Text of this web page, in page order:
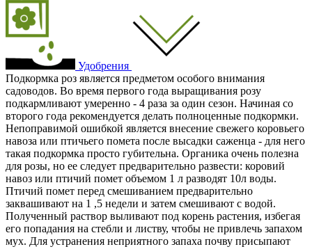
Удобрения
Подкормка роз является предметом особого внимания
садоводов. Во время первого года выращивания розу
подкармливают умеренно - 4 раза за один сезон. Начиная со
второго года рекомендуется делать полноценные подкормки.
Непоправимой ошибкой является внесение свежего коровьего
навоза или птичьего помета после высадки саженца - для него
такая подкормка просто губительна. Органика очень полезна
для розы, но ее следует предварительно развести: коровий
навоз или птичий помет объемом 1 л разводят 10л воды.
Птичий помет перед смешиванием предварительно
заквашивают на 1 ,5 недели и затем смешивают с водой.
Полученный раствор выливают под корень растения, избегая
его попадания на стебли и листву, чтобы не привлечь запахом
мух. Для устранения неприятного запаха почву присыпают